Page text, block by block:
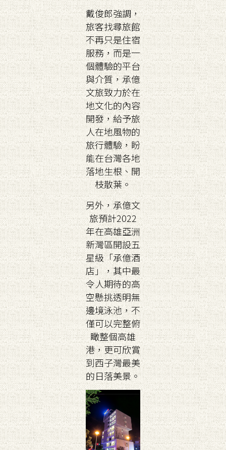
戴俊郎強調，
旅客找尋旅館
不再只是住宿
服務，而是一
個體驗的平台
與介質，承億
文旅致力於在
地文化的內容
開發，給予旅
人在地風物的
旅行體驗，盼
能在台灣各地
落地生根、開
枝散葉。
另外，承億文
旅預計2022
年在高雄亞洲
新灣區開設五
星級「承億酒
店」，其中最
令人期待的高
空懸挑透明無
邊境泳池，不
僅可以完整俯
瞰整個高雄
港，更可欣賞
到西子灣最美
的日落美景。